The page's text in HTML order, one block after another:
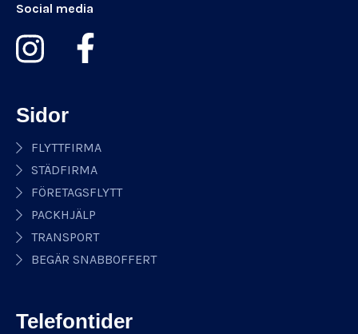
Social media
Sidor
FLYTTFIRMA
STÄDFIRMA
FÖRETAGSFLYTT
PACKHJÄLP
TRANSPORT
BEGÄR SNABBOFFERT
Telefontider